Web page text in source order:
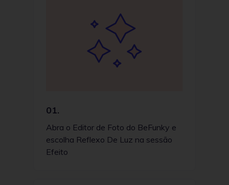
01.
Abra o Editor de Foto do BeFunky e
escolha Reflexo De Luz na sessão
Efeito